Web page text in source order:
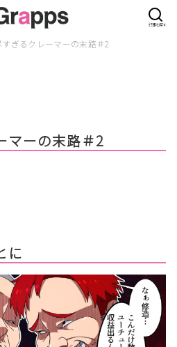
すぎるクレーマーの末路＃2
マーの末路＃2
に